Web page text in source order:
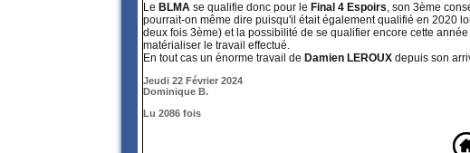
Le BLMA se qualifie donc pour le Final 4 Espoirs, son 3ème
pourrait-on même dire puisqu'il était également qualifié en 2020
deux fois 3ème) et la possibilité de se qualifier encore cette
matérialiser le travail effectué.
En tout cas un énorme travail de Damien LEROUX depuis son
Jeudi 22 Février 2024
Dominique B.
Lu 2086 fois